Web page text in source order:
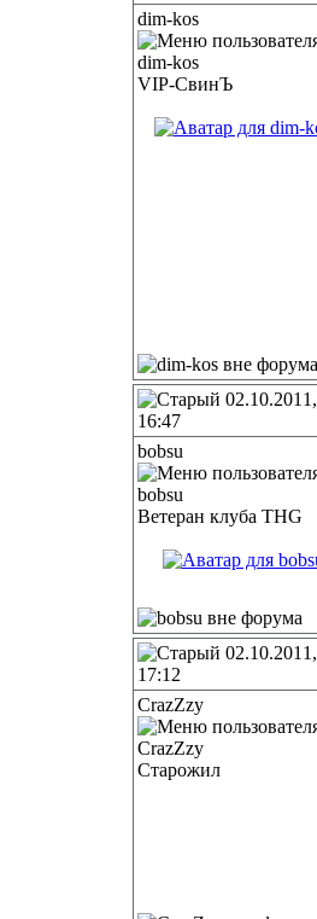
dim-kos
VIP-СвинЪ
02.10.2011,
16:47
bobsu
Ветеран клуба THG
02.10.2011,
17:12
CrazZzy
Старожил